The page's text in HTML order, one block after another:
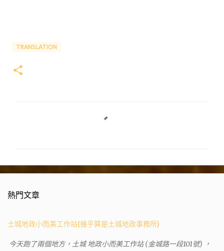
TRANSLATION
熱門文章
土城地政小而美工作站(幾乎算是土城地政事務所)
今天跑了兩個地方，土城 地政小而美工作站 (金城路一段101號) ，